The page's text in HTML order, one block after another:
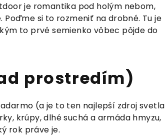
je romantika pod holým nebom,
si to rozmeniť na drobné. Tu je
to prvé semienko vôbec pôjde do
prostredím)
(a je to ten najlepší zdroj svetla
krúpy, dlhé suchá a armáda hmyzu,
rok práve je.